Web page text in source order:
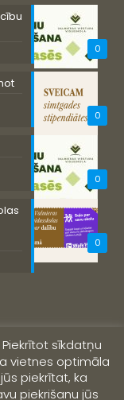
0
0
0
0
sīkdatņu
vietnes optimāla
piekrītat, ka
piekrišanu jūs